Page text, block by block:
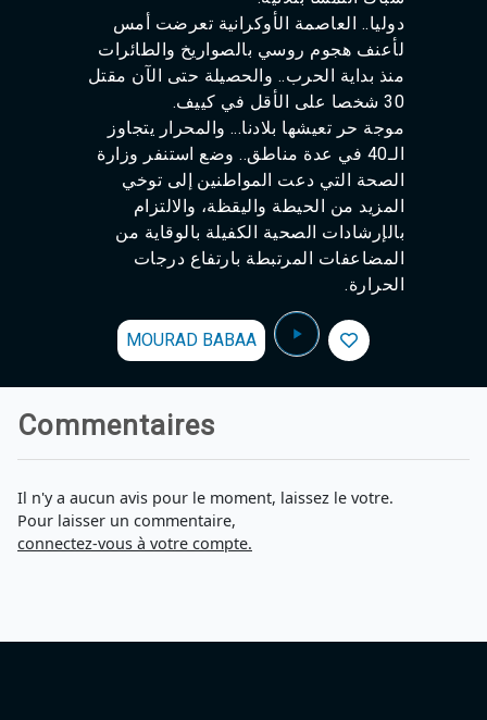
دوليا.. العاصمة الأوكرانية تعرضت أمس
لأعنف هجوم روسي بالصواريخ والطائرات
منذ بداية الحرب.. والحصيلة حتى الآن مقتل
30 شخصا على الأقل في كييف.
موجة حر تعيشها بلادنا... والمحرار يتجاوز
الـ40 في عدة مناطق.. وضع استنفر وزارة
الصحة التي دعت المواطنين إلى توخي
المزيد من الحيطة واليقظة، والالتزام
بالإرشادات الصحية الكفيلة بالوقاية من
المضاعفات المرتبطة بارتفاع درجات
الحرارة.
MOURAD BABAA
Commentaires
Il n'y a aucun avis pour le moment, laissez le votre.
Pour laisser un commentaire,
connectez-vous à votre compte.